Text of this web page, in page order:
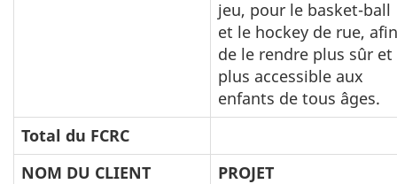
jeu, pour le basket-ball
et le hockey de rue, afin
de le rendre plus sûr et
plus accessible aux
enfants de tous âges.
Total du FCRC
NOM DU CLIENT
PROJET